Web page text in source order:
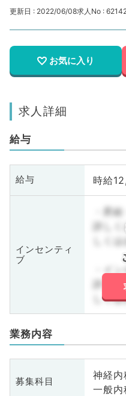
更新日 : 2022/06/08求人No :
お気に入り
求人詳細
給与
給与 時給
インセンティ
ブ
・昇
詳し
しく
・イ
詳し
しく
業務内容
募集科目
神経内
一般内